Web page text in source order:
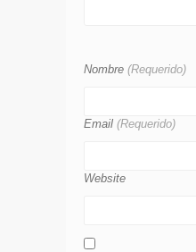
Nombre (Requerido)
Email (Requerido)
Website